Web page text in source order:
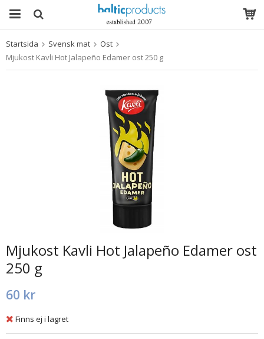
Produkten har blivit tillagd i varukorgen
Startsida Svensk mat
Ost
Mjukost Kavli Hot Jalapeño Edamer ost 250 g
Mjukost Kavli Hot Jalapeño Edamer ost
250 g
60 kr
Finns ej i lagret